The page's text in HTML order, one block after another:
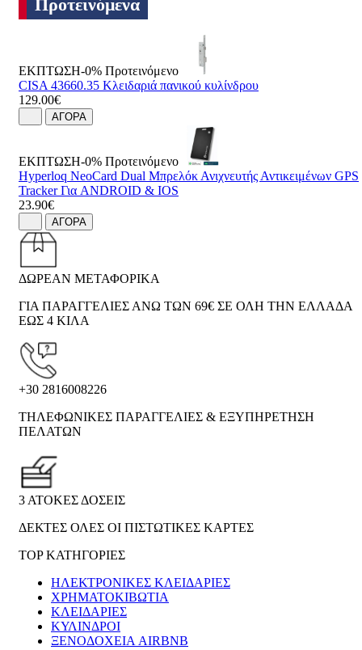
Προτεινόμενα
ΕΚΠΤΩΣΗ-0% Προτεινόμενο
CISA 43660.35 Κλειδαριά πανικού κυλίνδρου
129.00€
ΑΓΟΡΑ
ΕΚΠΤΩΣΗ-0% Προτεινόμενο
Hyperloq NeoCard Dual Μπρελόκ Ανιχνευτής Αντικειμένων GPS
Tracker Για ANDROID & IOS
23.90€
ΑΓΟΡΑ
ΔΩΡΕΑΝ ΜΕΤΑΦΟΡΙΚΑ
ΓΙΑ ΠΑΡΑΓΓΕΛΙΕΣ ΑΝΩ ΤΩΝ 69€ ΣΕ ΟΛΗ ΤΗΝ ΕΛΛΑΔΑ
ΕΩΣ 4 ΚΙΛΑ
+30 2816008226
ΤΗΛΕΦΩΝΙΚΕΣ ΠΑΡΑΓΓΕΛΙΕΣ & ΕΞΥΠΗΡΕΤΗΣΗ
ΠΕΛΑΤΩΝ
3 ΑΤΟΚΕΣ ΔΟΣΕΙΣ
ΔΕΚΤΕΣ ΟΛΕΣ ΟΙ ΠΙΣΤΩΤΙΚΕΣ ΚΑΡΤΕΣ
TOP ΚΑΤΗΓΟΡΙΕΣ
ΗΛΕΚΤΡΟΝΙΚΈΣ ΚΛΕΙΔΑΡΙΈΣ
ΧΡΗΜΑΤΟΚΙΒΏΤΙΑ
ΚΛΕΙΔΑΡΙΈΣ
ΚΎΛΙΝΔΡΟΙ
ΞΕΝΟΔΟΧΕΊΑ AIRBNB